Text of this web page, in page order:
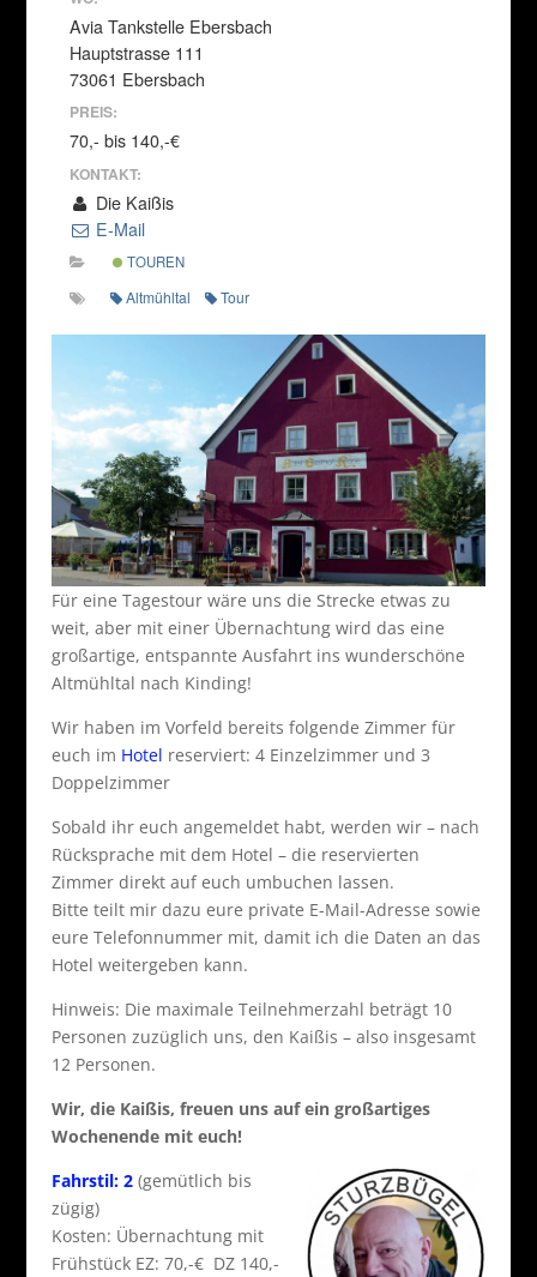
Avia Tankstelle Ebersbach
Hauptstrasse 111
73061 Ebersbach
PREIS:
70,- bis 140,-€
KONTAKT:
Die Kaißis
E-Mail
TOUREN
Altmühltal Tour
Für eine Tagestour wäre uns die Strecke etwas zu
weit, aber mit einer Übernachtung wird das eine
großartige, entspannte Ausfahrt ins wunderschöne
Altmühltal nach Kinding!
Wir haben im Vorfeld bereits folgende Zimmer für
euch im Hotel reserviert: 4 Einzelzimmer und 3
Doppelzimmer
Sobald ihr euch angemeldet habt, werden wir – nach
Rücksprache mit dem Hotel – die reservierten
Zimmer direkt auf euch umbuchen lassen.
Bitte teilt mir dazu eure private E-Mail-Adresse sowie
eure Telefonnummer mit, damit ich die Daten an das
Hotel weitergeben kann.
Hinweis: Die maximale Teilnehmerzahl beträgt 10
Personen zuzüglich uns, den Kaißis – also insgesamt
12 Personen.
Wir, die Kaißis, freuen uns auf ein großartiges
Wochenende mit euch!
Fahrstil: 2(gemütlich bis
zügig)
Kosten: Übernachtung mit
Frühstück EZ: 70,-€ DZ 140,-